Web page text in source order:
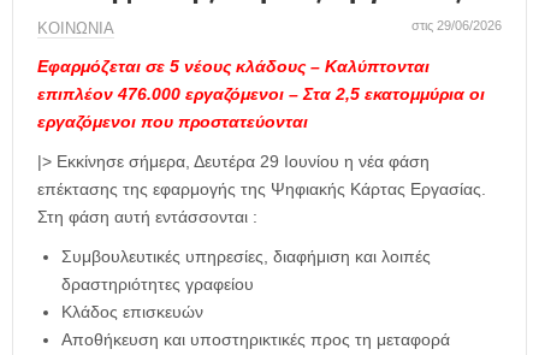
ΚΟΙΝΩΝΙΑ στις 29/06/2026
Εφαρμόζεται σε 5 νέους κλάδους – Καλύπτονται
επιπλέον 476.000 εργαζόμενοι – Στα 2,5 εκατομμύρια οι
εργαζόμενοι που προστατεύονται
|> Εκκίνησε σήμερα, Δευτέρα 29 Ιουνίου η νέα φάση
επέκτασης της εφαρμογής της Ψηφιακής Κάρτας Εργασίας.
Στη φάση αυτή εντάσσονται :
Συμβουλευτικές υπηρεσίες, διαφήμιση και λοιπές
δραστηριότητες γραφείου
Κλάδος επισκευών
Αποθήκευση και υποστηρικτικές προς τη μεταφορά